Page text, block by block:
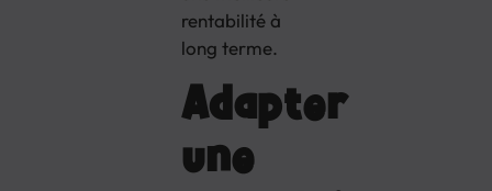
rentabilité à
long terme.
Adapter
une